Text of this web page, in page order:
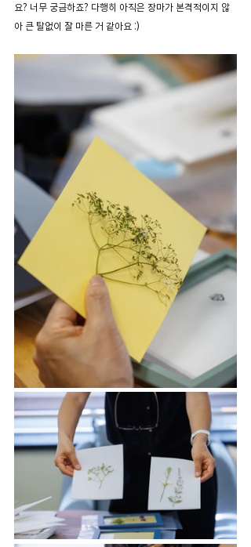
요? 너무 궁금하죠? 다행히 아직은 장마가 본격적이지 않
아 큰 탈없이 잘 마른 거 같아요 :)